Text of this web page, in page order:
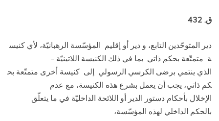
ق. 432
دير المتوحّدين التابع، و دير أو إقليم المؤسّسة الرهبانيّة، لأي كنيس
ة متمتّعة بحكم ذاتي ­ بما في ذلك الكنيسة اللاتينيّة ­
الذي ينتمي برضى الكرسي الرسولي إلى كنيسة أخرى متمتّعة بح
كم ذاتي، يجب أن يعمل بشرع هذه الكنيسة، مع عدم
الإخلال بأحكام دستور الدير أو اللائحة الداخليّة في ما يتعلّق
بالحكم الداخلي لهذه المؤسّسة،